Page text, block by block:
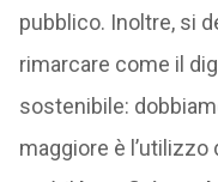
pubblico. Inoltre, si
rimarcare come il
sostenibile:
maggiore è